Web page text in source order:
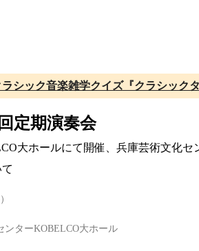
ラシック音楽雑学クイズ『クラシック
定期演奏会
大ホールにて開催、兵庫芸術文化
ンターKOBELCO大ホール